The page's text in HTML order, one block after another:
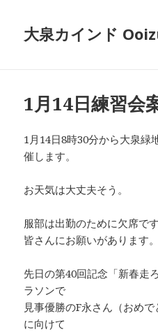
大泉カインド
1月14日練習会
1月14日8時30分から大泉緑
催します。
お天気は大丈夫そう。
服部は出勤のために欠席です
皆さんにお願いがあります。
先日の第40回記念「新春走
ラソンで
見事優勝のF永さん（おめ
に向けて